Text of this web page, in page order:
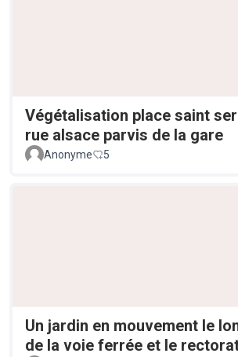
Végétalisation place saint
rue alsace parvis de la gare
Anonyme 5
Un jardin en mouvement le
de la voie ferrée et le